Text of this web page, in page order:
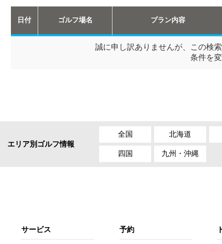
日付 ゴルフ場名 プラン内容
誠に申し訳ありませんが、この検
条件を
エリア別ゴルフ情報
全国 北海道
四国 九州・沖縄
サービス 予約